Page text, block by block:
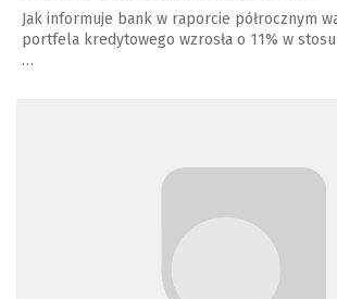
Jak informuje bank w raporcie półrocznym
portfela kredytowego wzrosła o 11% w
…